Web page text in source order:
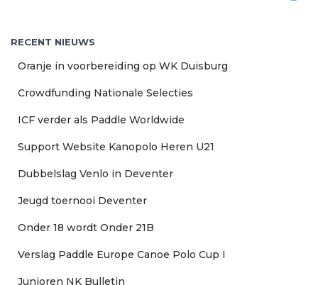
e
RECENT NIEUWS
Oranje in voorbereiding op WK Duisburg
Crowdfunding Nationale Selecties
ICF verder als Paddle Worldwide
Support Website Kanopolo Heren U21
Dubbelslag Venlo in Deventer
Jeugd toernooi Deventer
Onder 18 wordt Onder 21B
Verslag Paddle Europe Canoe Polo Cup I
Junioren NK Bulletin